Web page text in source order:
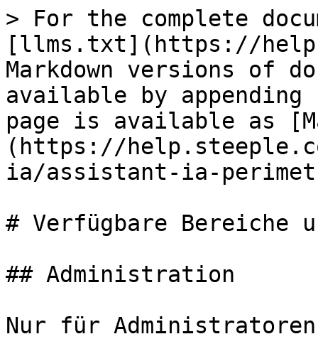
> For the complete
[llms.txt](https://
Markdown versions of
available by
page is available as
(https://
ia/assistant-ia-
# Verfügbare Bereiche
## Administration
Nur für